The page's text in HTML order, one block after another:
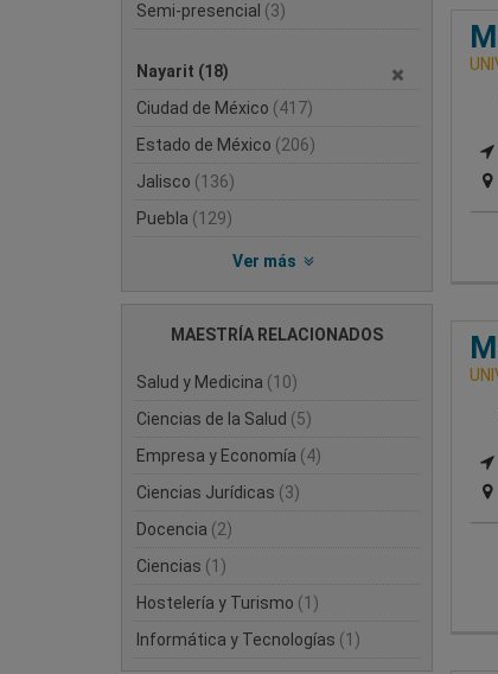
Semi-presencial (3)
Nayarit (18)
Ciudad de México (417)
Estado de México (206)
Jalisco (136)
Puebla (129)
Ver más
MAESTRÍA RELACIONADOS
Salud y Medicina (10)
Ciencias de la Salud (5)
Empresa y Economía (4)
Ciencias Jurídicas (3)
Docencia (2)
Ciencias (1)
Hostelería y Turismo (1)
Informática y Tecnologías (1)